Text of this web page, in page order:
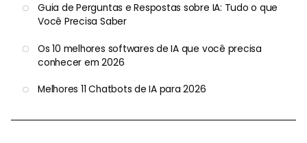
Guia de Perguntas e Respostas sobre IA: Tudo o que
Você Precisa Saber
Os 10 melhores softwares de IA que você precisa
conhecer em 2026
Melhores 11 Chatbots de IA para 2026